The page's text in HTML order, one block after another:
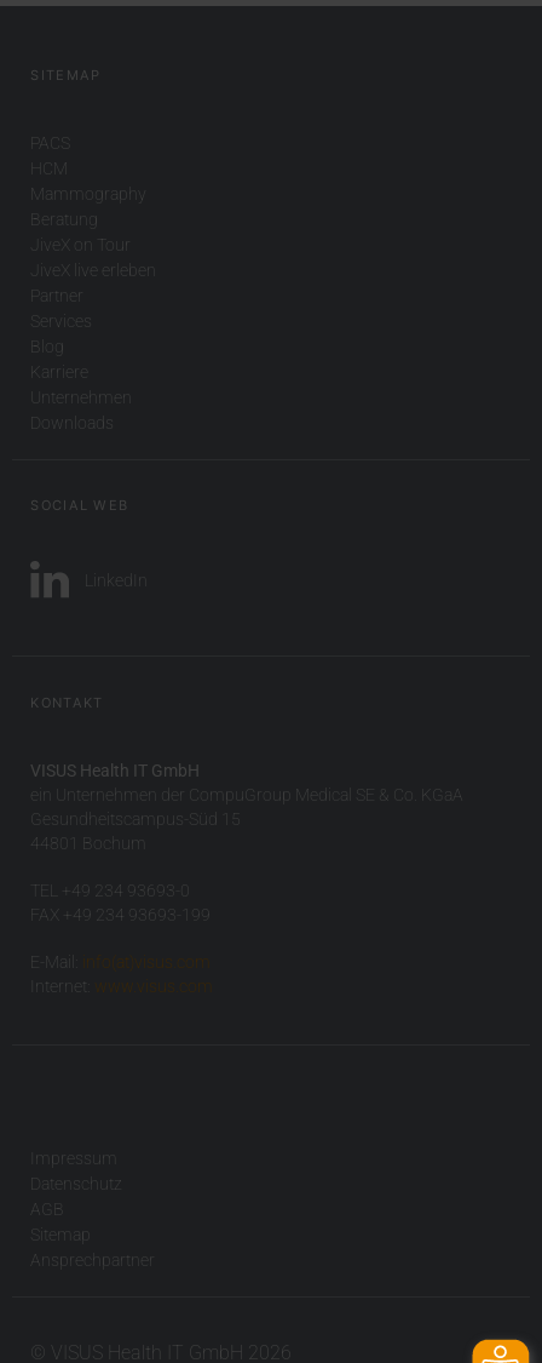
SITEMAP
PACS
HCM
Mammography
Beratung
JiveX on Tour
JiveX live erleben
Partner
Services
Blog
Karriere
Unternehmen
Downloads
SOCIAL WEB
LinkedIn
KONTAKT
VISUS Health IT GmbH
ein Unternehmen der CompuGroup Medical SE & Co. KGaA
Gesundheitscampus-Süd 15
44801 Bochum
TEL +49 234 93693-0
FAX +49 234 93693-199
E-Mail:
info(at)visus.com
Internet:
www.visus.com
Impressum
Datenschutz
AGB
Sitemap
Ansprechpartner
© VISUS Health IT GmbH 2026